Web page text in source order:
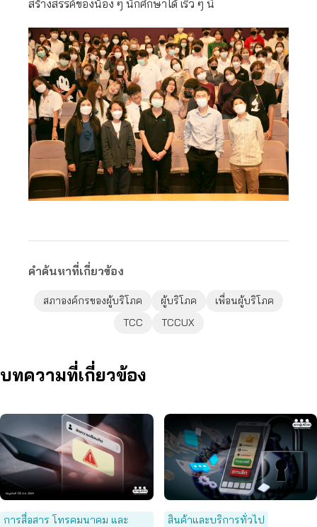
สร้างสรรค์ของน้อง ๆ นักศึกษาได้ เร็ว ๆ นี้
คำค้นหาที่เกี่ยวข้อง
สภาองค์กรของผู้บริโภค ผู้บริโภค
เพื่อนผู้บริโภค
TCC
TCCUX
บทความที่เกี่ยวข้อง
การสื่อสาร โทรคมนาคม และ
สินค้าและบริการทั่วไป